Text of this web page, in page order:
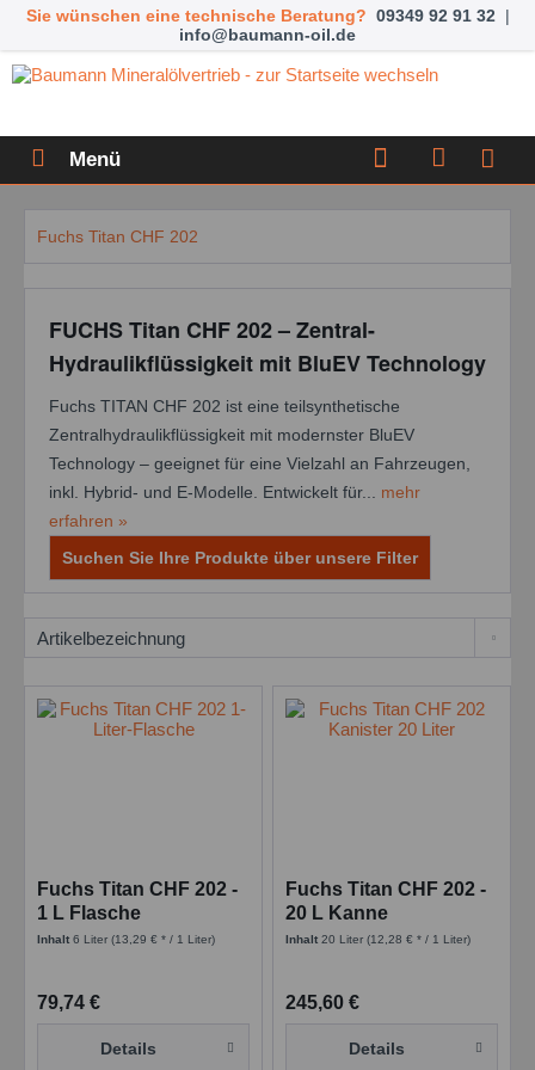
Sie wünschen eine technische Beratung? 09349 92 91 32 |
info@baumann-oil.de
Menü
Fuchs Titan CHF 202
FUCHS Titan CHF 202 – Zentral-
Hydraulikflüssigkeit mit BluEV Technology
Fuchs TITAN CHF 202 ist eine teilsynthetische
Zentralhydraulikflüssigkeit mit modernster BluEV
Technology – geeignet für eine Vielzahl an Fahrzeugen,
inkl. Hybrid- und E-Modelle. Entwickelt für... mehr
erfahren »
Suchen Sie Ihre Produkte über unsere Filter
Fuchs Titan CHF 202 -
1 L Flasche
Inhalt6 Liter(13,29 € * / 1 Liter)
79,74 €
Details
Fuchs Titan CHF 202 -
20 L Kanne
Inhalt20 Liter(12,28 € * / 1 Liter)
245,60 €
Details